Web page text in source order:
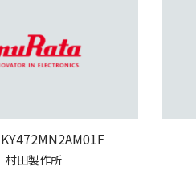
村田製作所